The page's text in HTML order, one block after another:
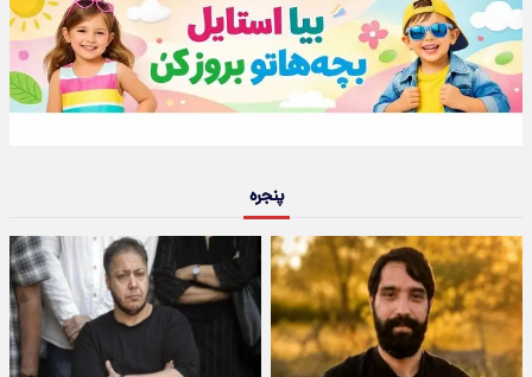
پنجره